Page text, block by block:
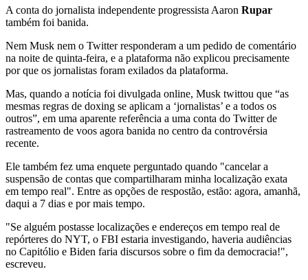
A conta do jornalista independente progressista Aaron Rupar
também foi banida.
Nem Musk nem o Twitter responderam a um pedido de comentário
na noite de quinta-feira, e a plataforma não explicou precisamente
por que os jornalistas foram exilados da plataforma.
Mas, quando a notícia foi divulgada online, Musk twittou que “as
mesmas regras de doxing se aplicam a ‘jornalistas’ e a todos os
outros”, em uma aparente referência a uma conta do Twitter de
rastreamento de voos agora banida no centro da controvérsia
recente.
Ele também fez uma enquete perguntado quando "cancelar a
suspensão de contas que compartilharam minha localização exata
em tempo real". Entre as opções de respostão, estão: agora, amanhã,
daqui a 7 dias e por mais tempo.
"Se alguém postasse localizações e endereços em tempo real de
repórteres do NYT, o FBI estaria investigando, haveria audiências
no Capitólio e Biden faria discursos sobre o fim da democracia!",
escreveu.